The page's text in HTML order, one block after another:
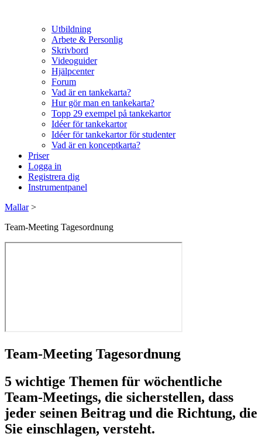
Utbildning
Arbete & Personlig
Skrivbord
Videoguider
Hjälpcenter
Forum
Vad är en tankekarta?
Hur gör man en tankekarta?
Topp 29 exempel på tankekartor
Idéer för tankekartor
Idéer för tankekartor för studenter
Vad är en konceptkarta?
Priser
Logga in
Registrera dig
Instrumentpanel
Mallar >
Team-Meeting Tagesordnung
Team-Meeting Tagesordnung
5 wichtige Themen für wöchentliche
Team-Meetings, die sicherstellen, dass
jeder seinen Beitrag und die Richtung, die
Sie einschlagen, versteht.